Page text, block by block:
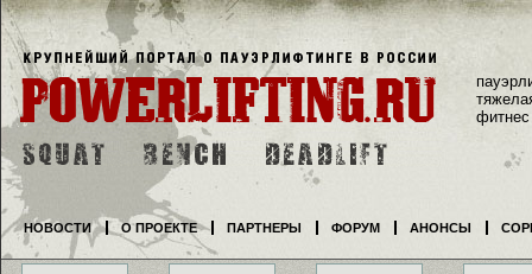
фитнес
НОВОСТИ О ПРОЕКТЕ ПАРТНЕРЫ ФОРУМ АНОНСЫ